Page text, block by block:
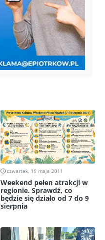
czwartek, 19 maja 2011
Weekend pełen atrakcji w
regionie. Sprawdź, co
będzie się działo od 7 do 9
sierpnia